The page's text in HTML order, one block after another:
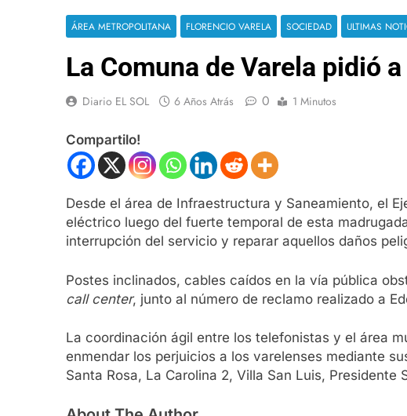
ÁREA METROPOLITANA FLORENCIO VARELA SOCIEDAD ULTIMAS
La Comuna de Varela pidió
Diario EL SOL 6 Años Atrás 0 1 Minutos
Compartilo!
Desde el área de Infraestructura y Saneamiento, el
eléctrico luego del fuerte temporal de esta
interrupción del servicio y reparar aquellos daños
Postes inclinados, cables caídos en la vía pública
call center, junto al número de reclamo realizado a
La coordinación ágil entre los telefonistas y el área
enmendar los perjuicios a los varelenses mediante
Santa Rosa, La Carolina 2, Villa San Luis, Presidente